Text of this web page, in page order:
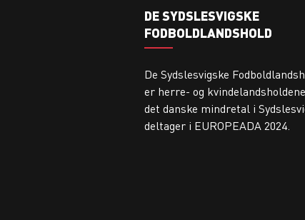
DE SYDSLESVIGSKE
FODBOLDLANDSHOLD
De Sydslesvigske
er herre- og
det danske mindretal i
deltager i EUROPEADA 2024.